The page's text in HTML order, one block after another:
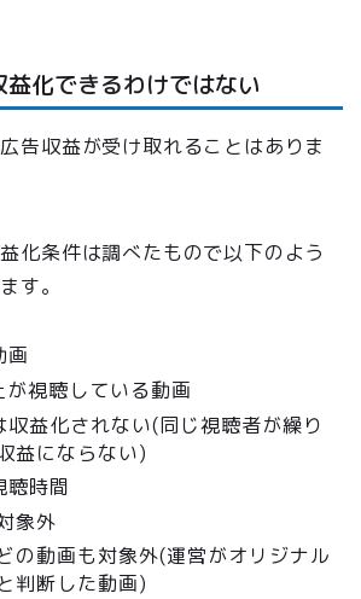
化できるわけではない
告収益が受け取れることはありま
化条件は調べたもので以下のよう
す。
画
視聴している動画
収益化されない(同じ視聴者が繰り
益にならない)
聴時間
象外
の動画も対象外(運営がオリジナル
判断した動画)